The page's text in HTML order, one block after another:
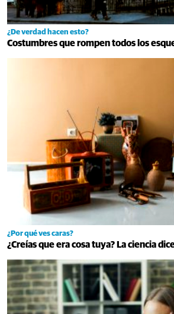
¿De verdad hacen esto?
Costumbres que rompen todos los
¿Por qué ves caras?
¿Creías que era cosa tuya? La ciencia